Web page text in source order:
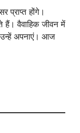
प्राप्त होंगे।
हैं। वैवाहिक जीवन में
उन्हें अपनाएं। आज